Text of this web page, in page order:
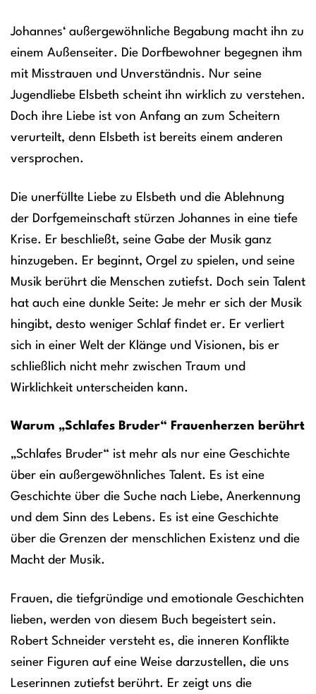
Johannes‘ außergewöhnliche Begabung macht ihn zu
einem Außenseiter. Die Dorfbewohner begegnen ihm
mit Misstrauen und Unverständnis. Nur seine
Jugendliebe Elsbeth scheint ihn wirklich zu verstehen.
Doch ihre Liebe ist von Anfang an zum Scheitern
verurteilt, denn Elsbeth ist bereits einem anderen
versprochen.
Die unerfüllte Liebe zu Elsbeth und die Ablehnung
der Dorfgemeinschaft stürzen Johannes in eine tiefe
Krise. Er beschließt, seine Gabe der Musik ganz
hinzugeben. Er beginnt, Orgel zu spielen, und seine
Musik berührt die Menschen zutiefst. Doch sein Talent
hat auch eine dunkle Seite: Je mehr er sich der Musik
hingibt, desto weniger Schlaf findet er. Er verliert
sich in einer Welt der Klänge und Visionen, bis er
schließlich nicht mehr zwischen Traum und
Wirklichkeit unterscheiden kann.
Warum „Schlafes Bruder“ Frauenherzen berührt
„Schlafes Bruder“ ist mehr als nur eine Geschichte
über ein außergewöhnliches Talent. Es ist eine
Geschichte über die Suche nach Liebe, Anerkennung
und dem Sinn des Lebens. Es ist eine Geschichte
über die Grenzen der menschlichen Existenz und die
Macht der Musik.
Frauen, die tiefgründige und emotionale Geschichten
lieben, werden von diesem Buch begeistert sein.
Robert Schneider versteht es, die inneren Konflikte
seiner Figuren auf eine Weise darzustellen, die uns
Leserinnen zutiefst berührt. Er zeigt uns die